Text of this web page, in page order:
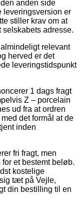
anden side
er
stiller krav om at
selskabets adresse.
relevant
herved er det
leveringstidspunkt
1 dags fragt
Z – porcelain
ud fra at ordren
det formål at de
inden
fri fragt, men
et bestemt beløb.
kostelige
tæt på Vejle,
din bestilling til en